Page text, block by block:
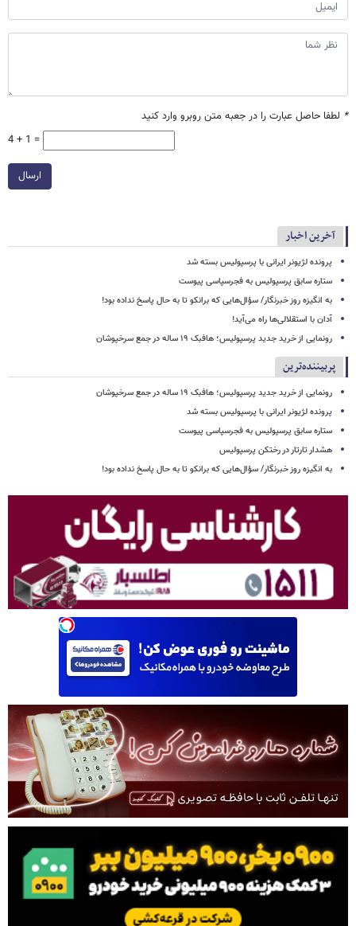
* لطفا حاصل عبارت را در جعبه متن روبرو وارد کنید
4 + 1 =
ارسال
آخرین اخبار
پرونده لژیونر ایرانی با پرسپولیس بسته شد
ستاره سابق پرسپولیس به فجرسپاسی پیوست
به انگیزه روز خبرنگار/ سؤال‌هایی که برانکو تا به حال پاسخ نداده بود!
آدان با استقلالی‌ها راه می‌آید!
رونمایی از خرید جدید پرسپولیس؛ هافبک ۱۹ ساله در جمع سرخپوشان
پربیننده‌ترین
رونمایی از خرید جدید پرسپولیس؛ هافبک ۱۹ ساله در جمع سرخپوشان
پرونده لژیونر ایرانی با پرسپولیس بسته شد
ستاره سابق پرسپولیس به فجرسپاسی پیوست
هشدار تارتار در رختکن پرسپولیس
به انگیزه روز خبرنگار/ سؤال‌هایی که برانکو تا به حال پاسخ نداده بود!